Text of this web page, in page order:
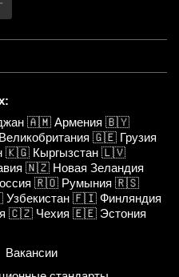
🇦🇲 Армения 🇧🇾
Великобритания 🇬🇪 Грузия
🇰🇬 Кыргызстан 🇱🇻
🇳🇿 Новая Зеландия
🇷🇴 Румыния 🇷🇸
Узбекистан 🇫🇮 Финляндия
🇨🇿 Чехия 🇪🇪 Эстония
Вакансии